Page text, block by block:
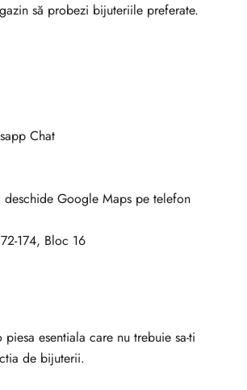
să probezi bijuteriile preferate.
Chat
Google Maps pe telefon
174, Bloc 16
esentiala care nu trebuie sa-ti
de bijuterii.